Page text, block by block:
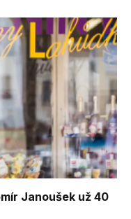
Janoušek už 40